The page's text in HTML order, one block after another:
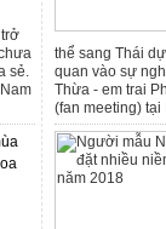
sẻ.
thể sang Thái
quan vào sự
Thừa - em trai
(fan meeting) tại